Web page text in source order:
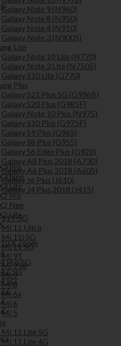
Galaxy Note 9 (N960)
Galaxy Note 8 (N950)
Galaxy Note 4 (N910)
Galaxy Note 3 (N9005)
Lite
Galaxy Note 10 Lite (N770)
Galaxy Note 3 Lite (N7505)
Galaxy S10 Lite (G770)
Plus
Galaxy S21 Plus 5G (G996B)
Galaxy S20 Plus (G985F)
Galaxy Note 10 Plus (N975)
Galaxy S10 Plus (G975F)
Galaxy S9 Plus (G965)
Galaxy S8 Plus (G955)
Galaxy S6 Edge Plus (G928)
Galaxy A8 Plus 2018 (A730)
Galaxy A6 Plus 2018 (A605)
Galaxy J6 Plus (J610)
Galaxy J4 Plus 2018 (J415)
11T 5G
Mi 11 Ultra
Mi 11i 5G
Mi 11 5G
Mi 9T
Mi 9 Se
Mi 9
Mi 8
Mi 6x
Mi 6
Mi 5
Mi 11 Lite 5G
Mi 11 Lite 4G
Pro
Neo
Lite
Pro
Neo
Lite
10 X Zoom
Pro 5G
5G
5G
2Z